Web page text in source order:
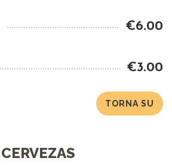
€6.00
€3.00
TORNA SU
CERVEZAS